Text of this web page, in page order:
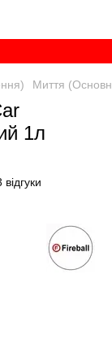
Миття
1л
відгуки